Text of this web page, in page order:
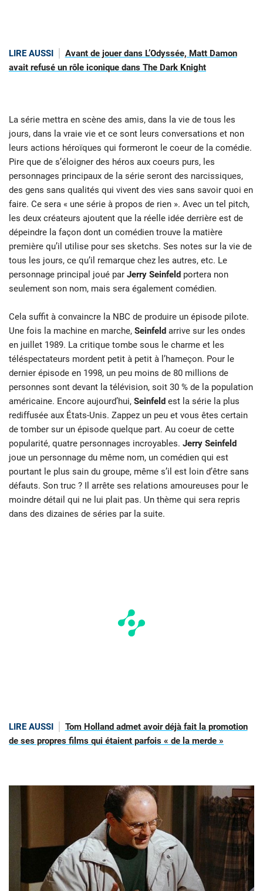
LIRE AUSSI
Avant de jouer dans L’Odyssée, Matt Damon
avait refusé un rôle iconique dans The Dark Knight
La série mettra en scène des amis, dans la vie de tous les
jours, dans la vraie vie et ce sont leurs conversations et non
leurs actions héroïques qui formeront le coeur de la comédie.
Pire que de s’éloigner des héros aux coeurs purs, les
personnages principaux de la série seront des narcissiques,
des gens sans qualités qui vivent des vies sans savoir quoi en
faire. Ce sera « une série à propos de rien ». Avec un tel pitch,
les deux créateurs ajoutent que la réelle idée derrière est de
dépeindre la façon dont un comédien trouve la matière
première qu’il utilise pour ses sketchs. Ses notes sur la vie de
tous les jours, ce qu’il remarque chez les autres, etc. Le
personnage principal joué par Jerry Seinfeld portera non
seulement son nom, mais sera également comédien.
Cela suffit à convaincre la NBC de produire un épisode pilote.
Une fois la machine en marche, Seinfeld arrive sur les ondes
en juillet 1989. La critique tombe sous le charme et les
téléspectateurs mordent petit à petit à l’hameçon. Pour le
dernier épisode en 1998, un peu moins de 80 millions de
personnes sont devant la télévision, soit 30 % de la population
américaine. Encore aujourd’hui, Seinfeld est la série la plus
rediffusée aux États-Unis. Zappez un peu et vous êtes certain
de tomber sur un épisode quelque part. Au coeur de cette
popularité, quatre personnages incroyables. Jerry Seinfeld
joue un personnage du même nom, un comédien qui est
pourtant le plus sain du groupe, même s’il est loin d’être sans
défauts. Son truc ? Il arrête ses relations amoureuses pour le
moindre détail qui ne lui plait pas. Un thème qui sera repris
dans des dizaines de séries par la suite.
LIRE AUSSI
Tom Holland admet avoir déjà fait la promotion
de ses propres films qui étaient parfois « de la merde »